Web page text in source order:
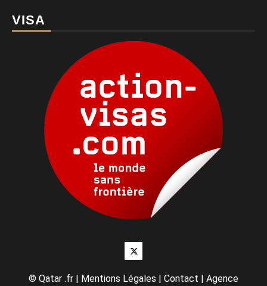
VISA
Twitter
© Qatar .fr | Mentions Légales | Contact | Agence